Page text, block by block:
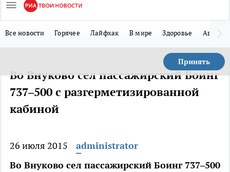
Все новости Горячее Лайфхак В мире Здоровье Авто
Принять
Во Внуково сел пассажирский Боинг
737–500 с разгерметизированной
кабиной
26 июля 2015
administrator
Во Внуково сел пассажирский Боинг 737–500